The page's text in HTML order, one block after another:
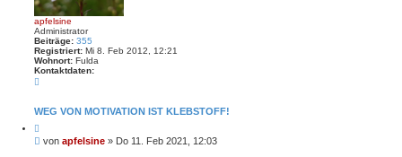
e
S
h
apfelsine
Administrator
Beiträge: 355
Registriert: Mi 8. Feb 2012, 12:21
Wohnort: Fulda
Kontaktdaten:
t
t
WEG VON MOTIVATION IST KLEBSTOFF!
i
t
Bvon apfelsine » Do 11. Feb 2021, 12:03